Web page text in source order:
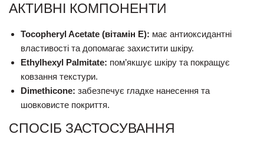
АКТИВНІ КОМПОНЕНТИ
Tocopheryl Acetate (вітамін E): має антиоксидантні
властивості та допомагає захистити шкіру.
Ethylhexyl Palmitate: пом’якшує шкіру та покращує
ковзання текстури.
Dimethicone: забезпечує гладке нанесення та
шовковисте покриття.
СПОСІБ ЗАСТОСУВАННЯ